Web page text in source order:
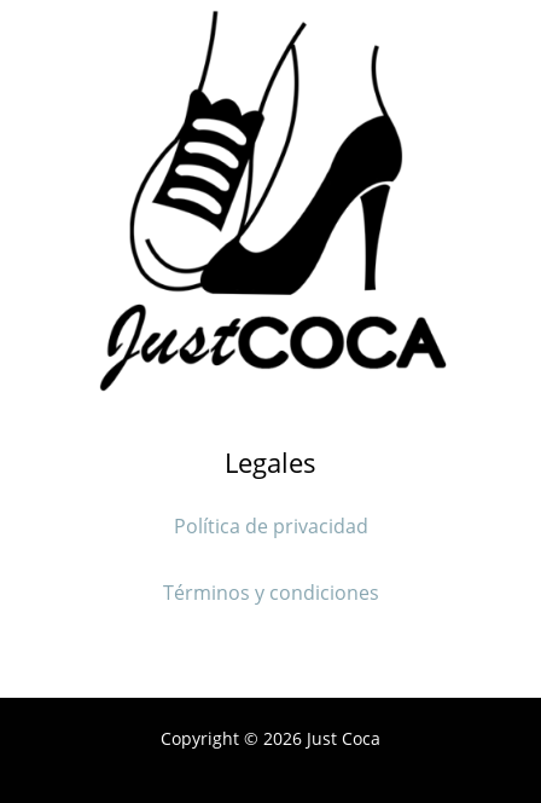
Legales
Política de privacidad
Términos y condiciones
Copyright © 2026 Just Coca